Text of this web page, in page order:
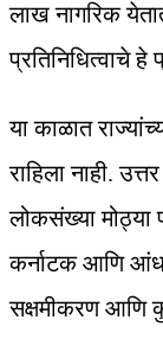
लाख नागरिक
प्रतिनिधित्वाचे
या काळात
राहिला नाही.
लोकसंख्या मोठ्या
कर्नाटक आणि
सक्षमीकरण आणि